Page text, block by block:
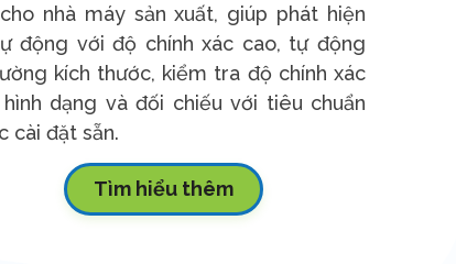
nhà máy sản xuất, giúp phát hiện
động với độ chính xác cao, tự động
kích thước, kiểm tra độ chính xác
dạng và đối chiếu với tiêu chuẩn
cài đặt sẵn.
Tìm hiểu thêm